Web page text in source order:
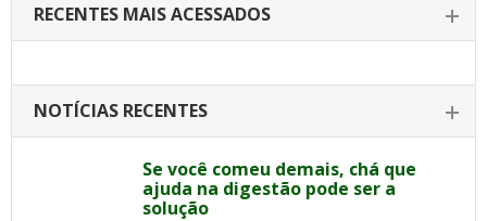
RECENTES MAIS ACESSADOS
NOTÍCIAS RECENTES
Se você comeu demais, chá que
ajuda na digestão pode ser a
solução